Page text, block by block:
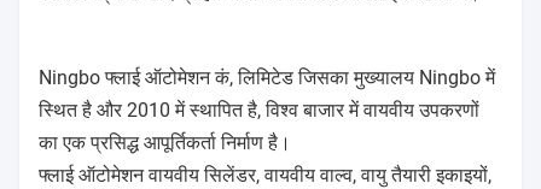
Ningbo फ्लाई ऑटोमेशन कं, लिमिटेड जिसका मुख्यालय Ningbo में
स्थित है और 2010 में स्थापित है, विश्व बाजार में वायवीय उपकरणों
का एक प्रसिद्ध आपूर्तिकर्ता निर्माण है।
फ्लाई ऑटोमेशन वायवीय सिलेंडर, वायवीय वाल्व, वायु तैयारी इकाइयों,